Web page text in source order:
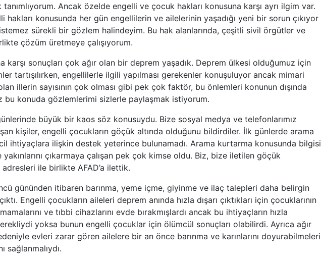
Ancak özelde engelli ve çocuk hakları konusuna karşı ayrı ilgim var.
hakları konusunda her gün engellilerin ve ailelerinin yaşadığı yeni bir sorun çıkıyor
sürekli bir gözlem halindeyim. Bu hak alanlarında, çeşitli sivil örgütler ve
çözüm üretmeye çalışıyorum.
karşı sonuçları çok ağır olan bir deprem yaşadık. Deprem ülkesi olduğumuz için
tartışılırken, engellilerle ilgili yapılması gerekenler konuşuluyor ancak mimari
illerin sayısının çok olması gibi pek çok faktör, bu önlemleri konunun dışında
bu konuda gözlemlerimi sizlerle paylaşmak istiyorum.
büyük bir kaos söz konusuydu. Bize sosyal medya ve telefonlarımız
kişiler, engelli çocukların göçük altında olduğunu bildirdiler. İlk günlerde arama
ihtiyaçlara ilişkin destek yeterince bulunamadı. Arama kurtarma konusunda bilgisi
yakınlarını çıkarmaya çalışan pek çok kimse oldu. Biz, bize iletilen göçük
ile birlikte AFAD’a ilettik.
gününden itibaren barınma, yeme içme, giyinme ve ilaç talepleri daha belirgin
Engelli çocukların aileleri deprem anında hızla dışarı çıktıkları için çocuklarının
ve tıbbi cihazlarını evde bırakmışlardı ancak bu ihtiyaçların hızla
yoksa bunun engelli çocuklar için ölümcül sonuçları olabilirdi. Ayrıca ağır
evleri zarar gören ailelere bir an önce barınma ve karınlarını doyurabilmeleri
sağlanmalıydı.